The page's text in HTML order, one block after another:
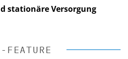
stationäre Versorgung
FEATURE